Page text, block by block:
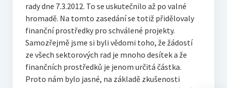
rady dne 7.3.2012. To se uskutečnilo až po valné
hromadě. Na tomto zasedání se totiž přidělovaly
finanční prostředky pro schválené projekty.
Samozřejmě jsme si byli vědomi toho, že žádostí
ze všech sektorových rad je mnoho desítek a že
finančních prostředků je jenom určitá částka.
Proto nám bylo jasné, na základě zkušenosti